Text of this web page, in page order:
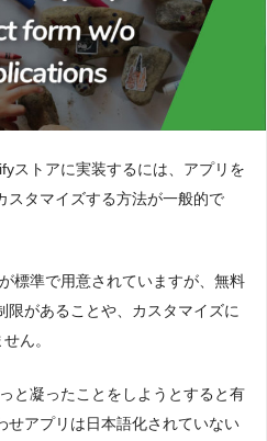
ストアに実装するには、アプリを
スタマイズする方法が一般的で
標準で用意されていますが、無料
限があることや、カスタマイズに
ん。
と凝ったことをしようとすると有
せアプリは日本語化されていない